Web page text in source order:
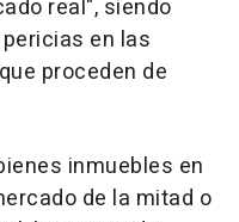
real", siendo
en las
proceden de
inmuebles en
de la mitad o